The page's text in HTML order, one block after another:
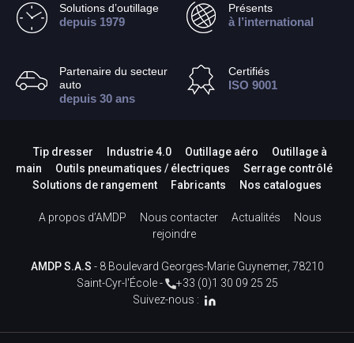
Solutions d’outillage
depuis 1979
Présents
à l’international
Partenaire du secteur
auto
depuis 30 ans
Certifiés
ISO 9001
Tip dresser Industrie 4.0 Outillage aéro
Outillage à
main
Outils pneumatiques / électriques
Serrage contrôlé
Solutions de rangement
Fabricants Nos catalogues
A propos d’AMDP Nous contacter Actualités
Nous
rejoindre
AMDP S.A.S - 8 Boulevard Georges-Marie Guynemer, 78210
Saint-Cyr-l'École -
+33 (0)1 30 09 25 25
Suivez-nous :